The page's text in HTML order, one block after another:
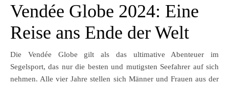
Vendée Globe 2024: Eine
Reise ans Ende der Welt
Die Vendée Globe gilt als das ultimative Abenteuer im
Segelsport, das nur die besten und mutigsten Seefahrer auf sich
nehmen. Alle vier Jahre stellen sich Männer und Frauen aus der